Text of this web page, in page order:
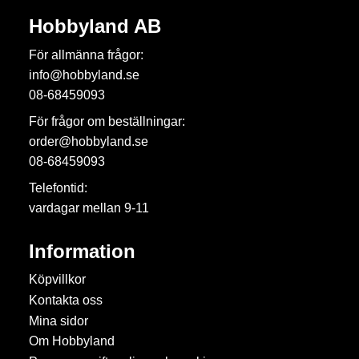
Hobbyland AB
För allmänna frågor:
info@hobbyland.se
08-68459093
För frågor om beställningar:
order@hobbyland.se
08-68459093
Telefontid:
vardagar mellan 9-11
Information
Köpvillkor
Kontakta oss
Mina sidor
Om Hobbyland